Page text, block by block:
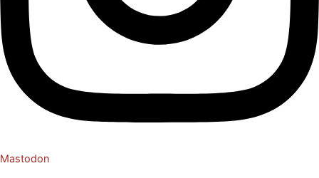
Mastodon